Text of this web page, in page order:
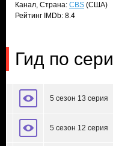
Канал, Страна: CBS (США)
Рейтинг IMDb: 8.4
Гид по
5 сезон 13 серия
5 сезон 12 серия